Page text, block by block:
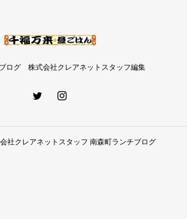
ログ 株式会社クレアネットスタッフ編集
社クレアネットスタッフ 南森町ランチブログ